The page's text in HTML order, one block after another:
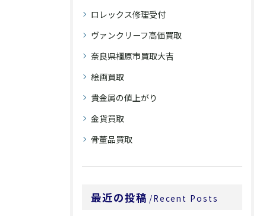
ロレックス修理受付
ヴァンクリーフ高価買取
奈良県橿原市買取大吉
絵画買取
貴金属の値上がり
金貨買取
骨董品買取
最近の投稿 Recent Posts